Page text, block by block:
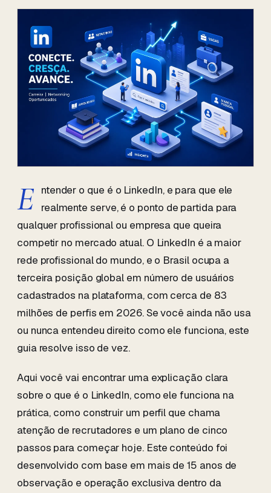
E ntender o que é o LinkedIn, e para que ele
realmente serve, é o ponto de partida para
qualquer profissional ou empresa que queira
competir no mercado atual. O LinkedIn é a maior
rede profissional do mundo, e o Brasil ocupa a
terceira posição global em número de usuários
cadastrados na plataforma, com cerca de 83
milhões de perfis em 2026. Se você ainda não usa
ou nunca entendeu direito como ele funciona, este
guia resolve isso de vez.
Aqui você vai encontrar uma explicação clara
sobre o que é o LinkedIn, como ele funciona na
prática, como construir um perfil que chama
atenção de recrutadores e um plano de cinco
passos para começar hoje. Este conteúdo foi
desenvolvido com base em mais de 15 anos de
observação e operação exclusiva dentro da